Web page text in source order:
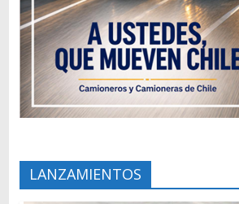
LANZAMIENTOS